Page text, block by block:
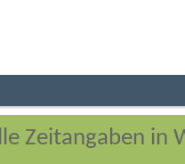
Zeitangaben in